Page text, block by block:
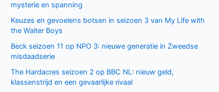
mysterie en spanning
Keuzes en gevoelens botsen in seizoen 3 van My Life with
the Walter Boys
Beck seizoen 11 op NPO 3: nieuwe generatie in Zweedse
misdaadserie
The Hardacres seizoen 2 op BBC NL: nieuw geld,
klassenstrijd en een gevaarlijke rivaal